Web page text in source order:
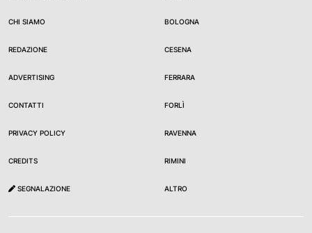
CHI SIAMO
REDAZIONE
ADVERTISING
CONTATTI
PRIVACY POLICY
CREDITS
SEGNALAZIONE
BOLOGNA
CESENA
FERRARA
FORLÌ
RAVENNA
RIMINI
ALTRO